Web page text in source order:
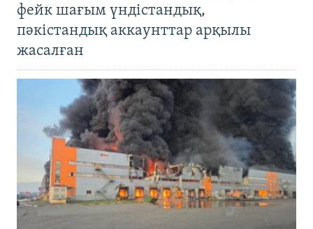
фейк шағым үндістандық,
пәкістандық аккаунттар арқылы
жасалған